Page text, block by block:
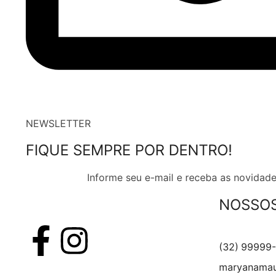
NEWSLETTER
FIQUE SEMPRE POR DENTRO!
Informe seu e-mail e receba as
(32)